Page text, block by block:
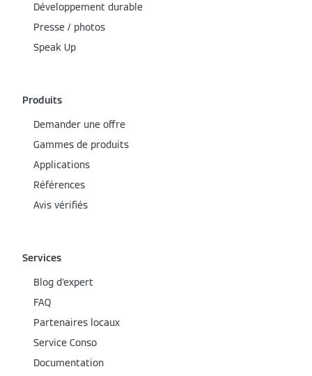
Développement durable
Presse / photos
Speak Up
Produits
Demander une offre
Gammes de produits
Applications
Références
Avis vérifiés
Services
Blog d'expert
FAQ
Partenaires locaux
Service Conso
Documentation